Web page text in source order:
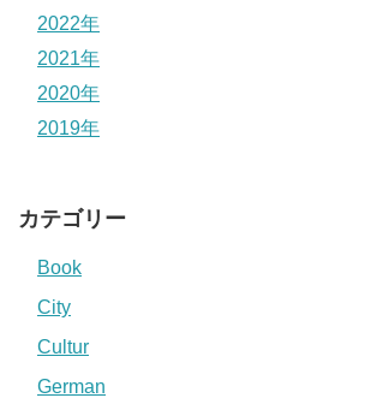
2022年
2021年
2020年
2019年
カテゴリー
Book
City
Cultur
German